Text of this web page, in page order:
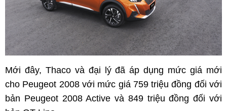
Mới đây, Thaco và đại lý đã áp dụng mức giá mới
cho Peugeot 2008 với mức giá 759 triệu đồng đối với
bản Peugeot 2008 Active và 849 triệu đồng đối với